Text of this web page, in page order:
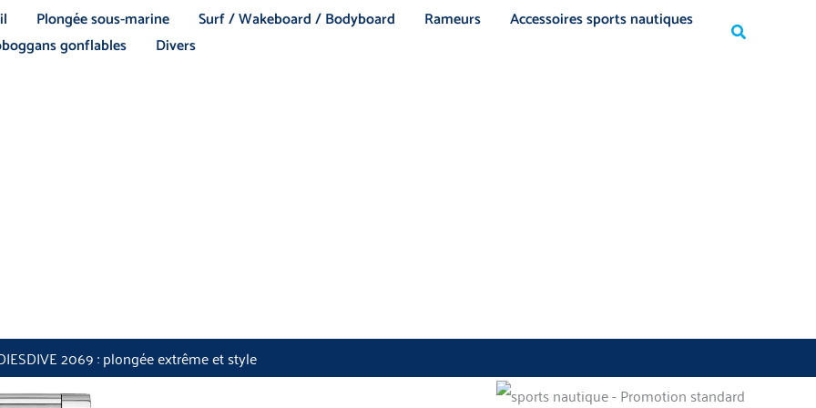
Plongée sous-marine Surf / Wakeboard / Bodyboard Rameurs
Accessoires sports nautiques
gonflables Divers Rechercher
2069 : plongée extrême et style
Rechercher